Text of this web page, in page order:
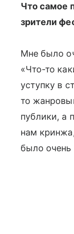
Что самое
зрители
Мне было
«Что-то
уступку в
то
публики, а
нам
было очень